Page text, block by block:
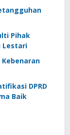
Pihak
Lestari
Kebenaran
DPRD
Baik